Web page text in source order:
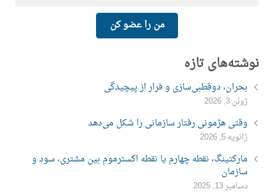
من را عضو کن
نوشته‌های تازه
بحران، دوقطبی‌سازی و فرار از پیچیدگی
ژوئن 3, 2026
وقتی هژمونی رفتار سازمانی را شکل می‌دهد
ژانویه 5, 2026
مارکتینگ، نقطه چهارم یا نقطه اکسترموم بین مشتری، سود و
سازمان
دسامبر 13, 2025